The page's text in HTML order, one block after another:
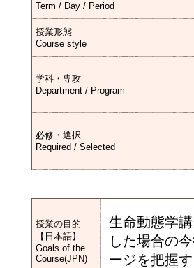
Term / Day / Period
授業形態
Course style
学科・専攻
Department / Program
必修・選択
Required / Selected
授業の目的
【日本語】
Goals of the
Course(JPN)
生命動態学
した場合の
ージを把握